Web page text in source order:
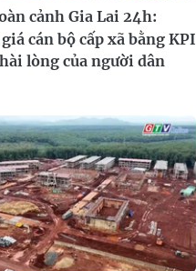
cảnh Gia Lai 24h:
cán bộ cấp xã bằng KPI
lòng của người dân